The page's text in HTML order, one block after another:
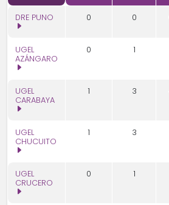
DRE PUNO 0 0
UGEL
AZÁNGARO
0 1
UGEL
CARABAYA
1 3
UGEL
CHUCUITO
1 3
UGEL
CRUCERO
0 1